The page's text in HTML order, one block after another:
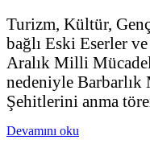
Turizm, Kültür,
bağlı Eski Eserler
Aralık Milli
nedeniyle Barbarlık
Şehitlerini anma
Devamını oku